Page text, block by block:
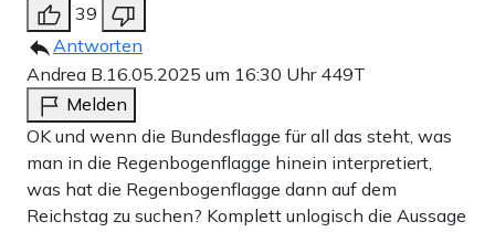
39
Antworten
Andrea B. 16.05.2025 um 16:30 Uhr 449T
Melden
OK und wenn die Bundesflagge für all das steht, was
man in die Regenbogenflagge hinein interpretiert,
was hat die Regenbogenflagge dann auf dem
Reichstag zu suchen? Komplett unlogisch die Aussage